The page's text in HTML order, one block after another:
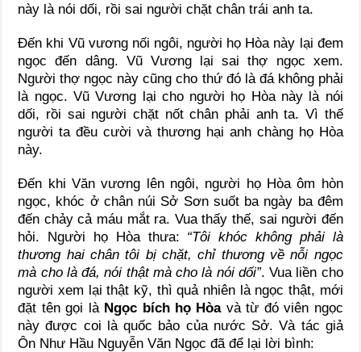
này là nói dối, rồi sai người chặt chân trái anh ta.
Đến khi Vũ vương nối ngôi, người họ Hòa này lại đem
ngọc đến dâng. Vũ Vương lại sai thợ ngọc xem.
Người thợ ngọc này cũng cho thứ đó là đá không phải
là ngọc. Vũ Vương lại cho người họ Hòa này là nói
dối, rồi sai người chặt nốt chân phải anh ta. Vì thế
người ta đều cười và thương hại anh chàng họ Hòa
này.
Đến khi Văn vương lên ngôi, người họ Hòa ôm hòn
ngọc, khóc ở chân núi Sở Sơn suốt ba ngày ba đêm
đến chảy cả máu mắt ra. Vua thấy thế, sai người đến
hỏi. Người họ Hòa thưa: “Tôi khóc không phải là
thương hai chân tôi bị chặt, chỉ thương về nỗi ngọc
mà cho là đá, nói thật mà cho là nói dối”. Vua liền cho
người xem lại thật kỹ, thì quả nhiên là ngọc thật, mới
đặt tên gọi là Ngọc bích họ Hòavà từ đó viên ngọc
này được coi là quốc bảo của nước Sở. Và tác giả
Ôn Như Hầu Nguyễn Văn Ngọc đã để lại lời bình: